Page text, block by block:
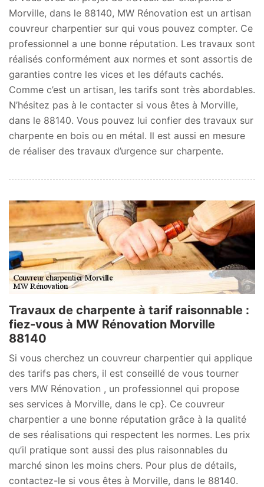
Morville, dans le 88140, MW Rénovation est un artisan
couvreur charpentier sur qui vous pouvez compter. Ce
professionnel a une bonne réputation. Les travaux sont
réalisés conformément aux normes et sont assortis de
garanties contre les vices et les défauts cachés.
Comme c’est un artisan, les tarifs sont très abordables.
N’hésitez pas à le contacter si vous êtes à Morville,
dans le 88140. Vous pouvez lui confier des travaux sur
charpente en bois ou en métal. Il est aussi en mesure
de réaliser des travaux d’urgence sur charpente.
Travaux de charpente à tarif raisonnable :
fiez-vous à MW Rénovation Morville
88140
Si vous cherchez un couvreur charpentier qui applique
des tarifs pas chers, il est conseillé de vous tourner
vers MW Rénovation , un professionnel qui propose
ses services à Morville, dans le cp}. Ce couvreur
charpentier a une bonne réputation grâce à la qualité
de ses réalisations qui respectent les normes. Les prix
qu’il pratique sont aussi des plus raisonnables du
marché sinon les moins chers. Pour plus de détails,
contactez-le si vous êtes à Morville, dans le 88140.